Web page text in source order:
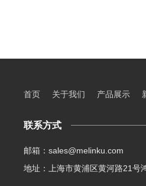
首页 关于我们 产品展示
联系方式
邮箱：sales@melinku.com
地址：上海市黄浦区黄河路21号